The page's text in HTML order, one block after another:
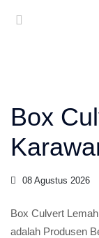
Box
08 Agustus 2026
Box Culvert
adalah Produsen